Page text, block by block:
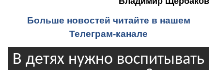
Больше новостей читайте в нашем
Телеграм-канале